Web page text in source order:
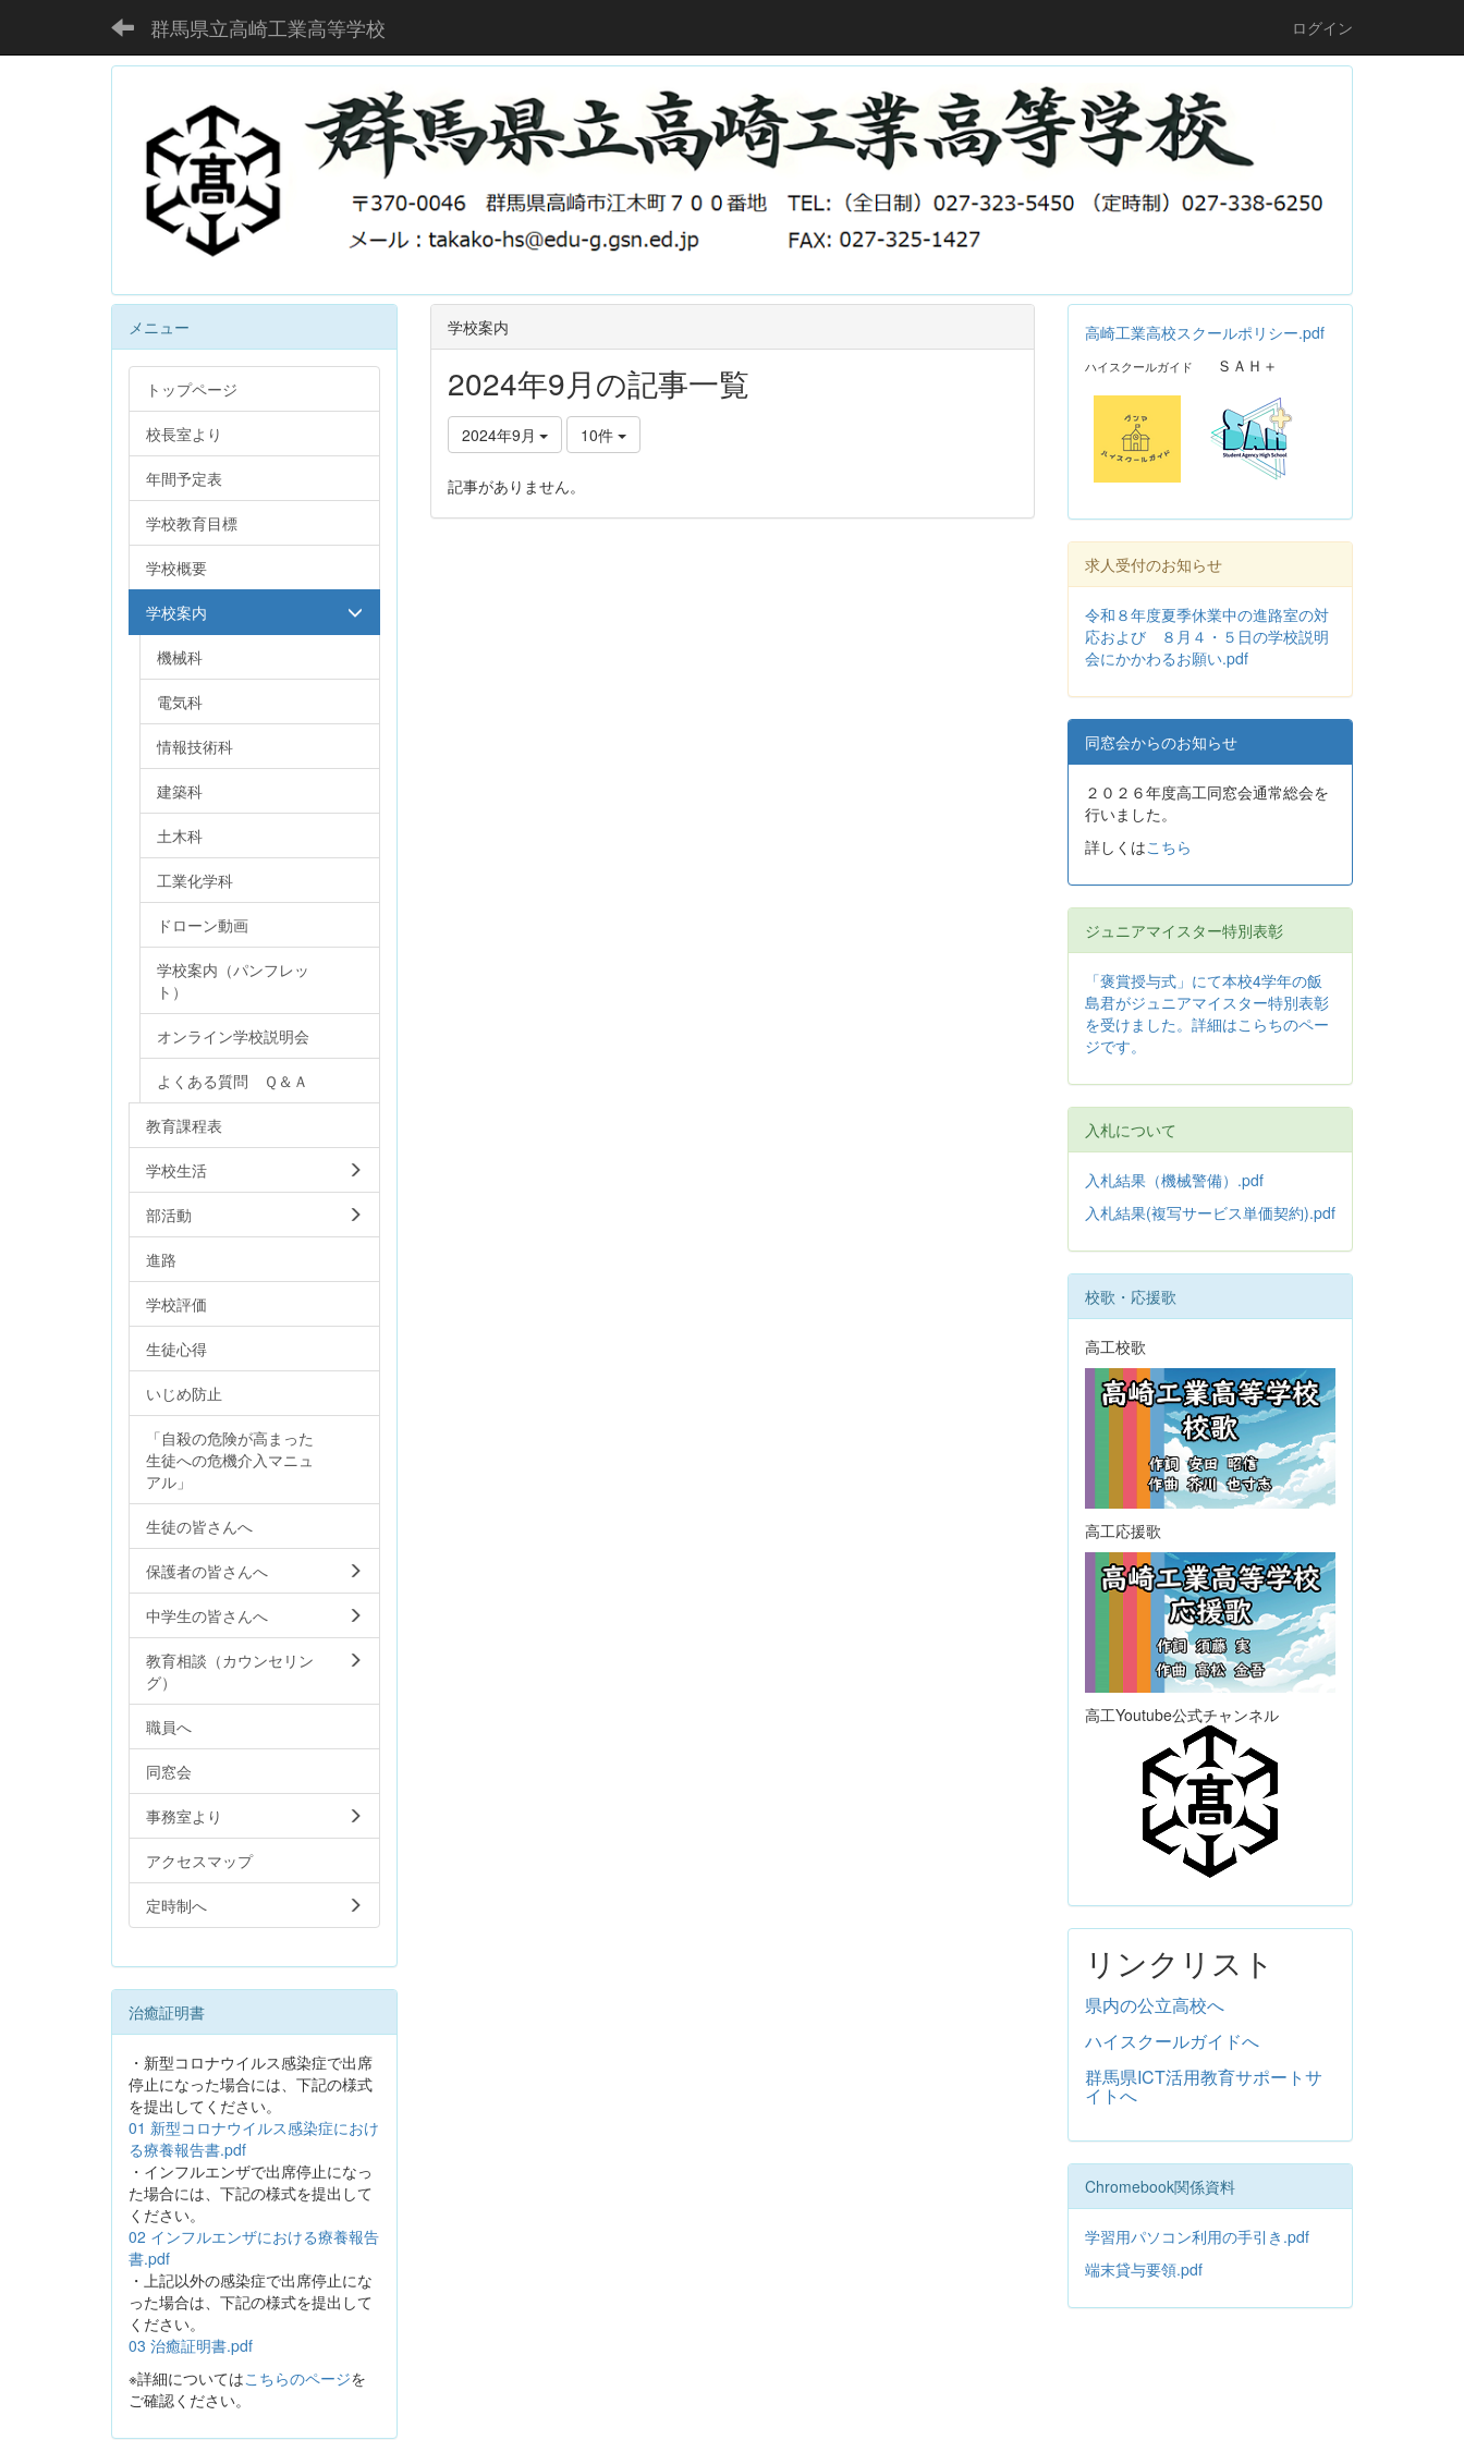
群馬県立高崎工業高等学校 ログイン
学校案内
2024年9月の記事一覧
2024年9月 10件
記事がありません。
メニュー
トップページ
校長室より
年間予定表
学校教育目標
学校概要
学校案内
機械科
電気科
情報技術科
建築科
土木科
工業化学科
ドローン動画
学校案内（パンフレッ
ト）
オンライン学校説明会
よくある質問 Ｑ＆Ａ
教育課程表
学校生活
部活動
進路
学校評価
生徒心得
いじめ防止
「自殺の危険が高まった
生徒への危機介入マニュ
アル」
生徒の皆さんへ
保護者の皆さんへ
中学生の皆さんへ
教育相談（カウンセリン
グ）
職員へ
同窓会
事務室より
アクセスマップ
定時制へ
治癒証明書
・新型コロナウイルス感染症で出席
停止になった場合には、下記の様式
を提出してください。
01 新型コロナウイルス感染症におけ
る療養報告書.pdf
・インフルエンザで出席停止になっ
た場合には、下記の様式を提出して
ください。
02 インフルエンザにおける療養報告
書.pdf
・上記以外の感染症で出席停止にな
った場合は、下記の様式を提出して
ください。
03 治癒証明書.pdf
※詳細についてはこちらのページを
ご確認ください。
高崎工業高校スクールポリシー.pdf
ハイスクールガイド ＳＡＨ＋
求人受付のお知らせ
令和８年度夏季休業中の進路室の対
応および ８月４・５日の学校説明
会にかかわるお願い.pdf
同窓会からのお知らせ
２０２６年度高工同窓会通常総会を
行いました。
詳しくはこちら
ジュニアマイスター特別表彰
「褒賞授与式」にて本校4学年の飯
島君がジュニアマイスター特別表彰
を受けました。詳細はこらちのペー
ジです。
入札について
入札結果（機械警備）.pdf
入札結果(複写サービス単価契約).pdf
校歌・応援歌
高工校歌
高工応援歌
高工Youtube公式チャンネル
リンクリスト
県内の公立高校へ
ハイスクールガイドへ
群馬県ICT活用教育サポートサ
イトへ
Chromebook関係資料
学習用パソコン利用の手引き.pdf
端末貸与要領.pdf